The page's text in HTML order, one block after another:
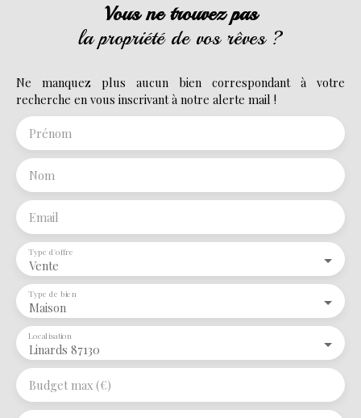
Vous ne trouvez pas
la propriété de vos rêves ?
Ne manquez plus aucun bien correspondant à votre
recherche en vous inscrivant à notre alerte mail !
Prénom
Nom
Email
Vente
Type d'offre
Maison
Type de bien
Linards 87130
Localisation
Budget max (€)